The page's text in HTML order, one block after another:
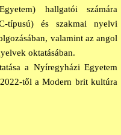
hallgatói számára
típusú) és szakmai nyelvi
valamint az angol
oktatásában.
a Nyíregyházi Egyetem
től a Modern brit kultúra